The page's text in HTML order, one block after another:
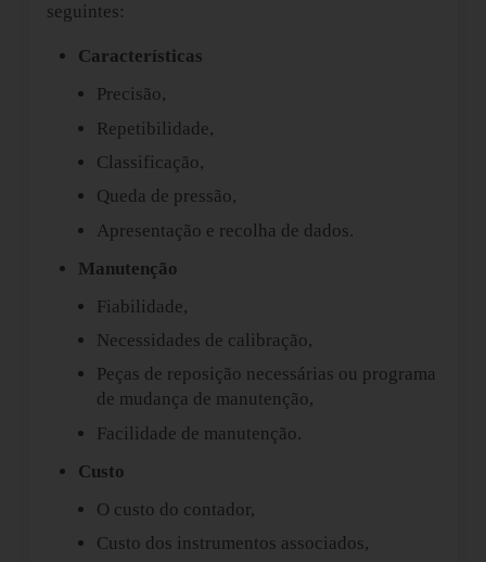
seguintes:
Características
Precisão,
Repetibilidade,
Classificação,
Queda de pressão,
Apresentação e recolha de dados.
Manutenção
Fiabilidade,
Necessidades de calibração,
Peças de reposição necessárias ou programa
de mudança de manutenção,
Facilidade de manutenção.
Custo
O custo do contador,
Custo dos instrumentos associados,